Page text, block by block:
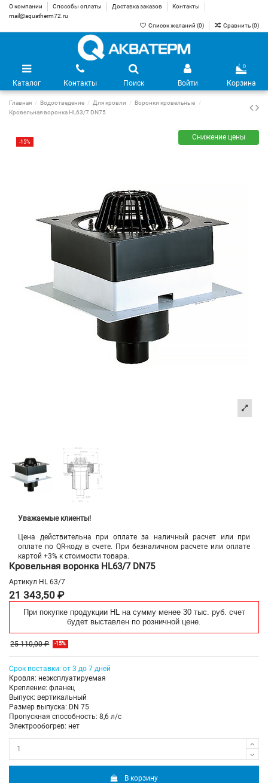
О компании Способы оплаты Доставка заказов
Контакты
mail@aquatherm72.ru
Список желаний (0) Сравнить (0)
Каталог Контакты Поиск Войти
0
Корзина
Главная Водоотведение Для кровли
Воронки кровельные
Кровельная воронка HL63/7 DN75
-15%
Снижение цены
Уважаемые клиенты!
Цена действительна при оплате за наличный расчет или при
оплате по QR-коду в счете. При безналичном расчете или оплате
картой +3% к стоимости товара.
Кровельная воронка HL63/7 DN75
Артикул HL 63/7
21 343,50 ₽
При покупке продукции HL на сумму менее 30 тыс. руб. счет
будет выставлен по розничной цене.
25 110,00 ₽ -15%
Срок поставки: от 3 до 7 дней
Кровля: неэксплуатируемая
Крепление: фланец
Выпуск: вертикальный
Размер выпуска: DN 75
Пропускная способность: 8,6 л/с
Электрообогрев: нет
В корзину